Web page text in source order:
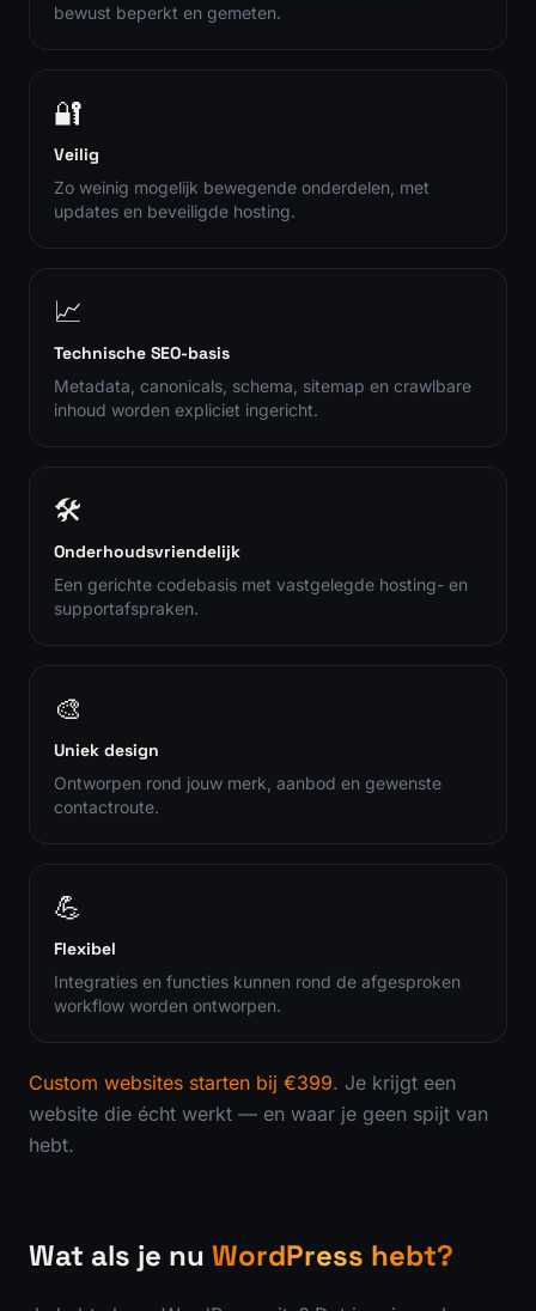
bewust beperkt en gemeten.
🔐
Veilig
Zo weinig mogelijk bewegende onderdelen, met
updates en beveiligde hosting.
📈
Technische SEO-basis
Metadata, canonicals, schema, sitemap en crawlbare
inhoud worden expliciet ingericht.
🛠️
Onderhoudsvriendelijk
Een gerichte codebasis met vastgelegde hosting- en
supportafspraken.
🎨
Uniek design
Ontworpen rond jouw merk, aanbod en gewenste
contactroute.
💪
Flexibel
Integraties en functies kunnen rond de afgesproken
workflow worden ontworpen.
Custom websites starten bij €399. Je krijgt een
website die écht werkt — en waar je geen spijt van
hebt.
Wat als je nu WordPress hebt?